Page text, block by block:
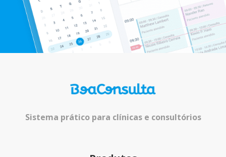
Sistema prático para clínicas e consultórios